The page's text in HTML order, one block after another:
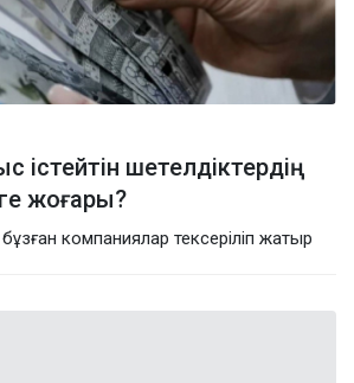
істейтін шетелдіктердің
жоғары?
компаниялар тексеріліп жатыр